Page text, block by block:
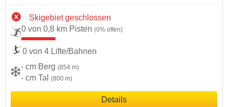
Skigebiet geschlossen
0 von 0,8 km Pisten (0% offen)
0 von 4 Lifte/Bahnen
- cm Berg (854 m)
- cm Tal (800 m)
Details